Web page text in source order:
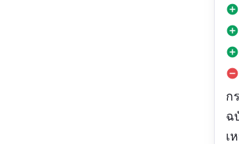
add_circle
add_circle
add_circle
remove_circle
ก
ฉ
เ